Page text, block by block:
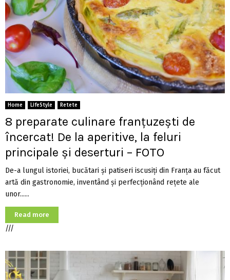
Home LifeStyle Retete
8 preparate culinare franțuzești de
încercat! De la aperitive, la feluri
principale și deserturi – FOTO
De-a lungul istoriei, bucătari și patiseri iscusiți din Franța au făcut
artă din gastronomie, inventând și perfecționând rețete ale
unor......
Read more
///